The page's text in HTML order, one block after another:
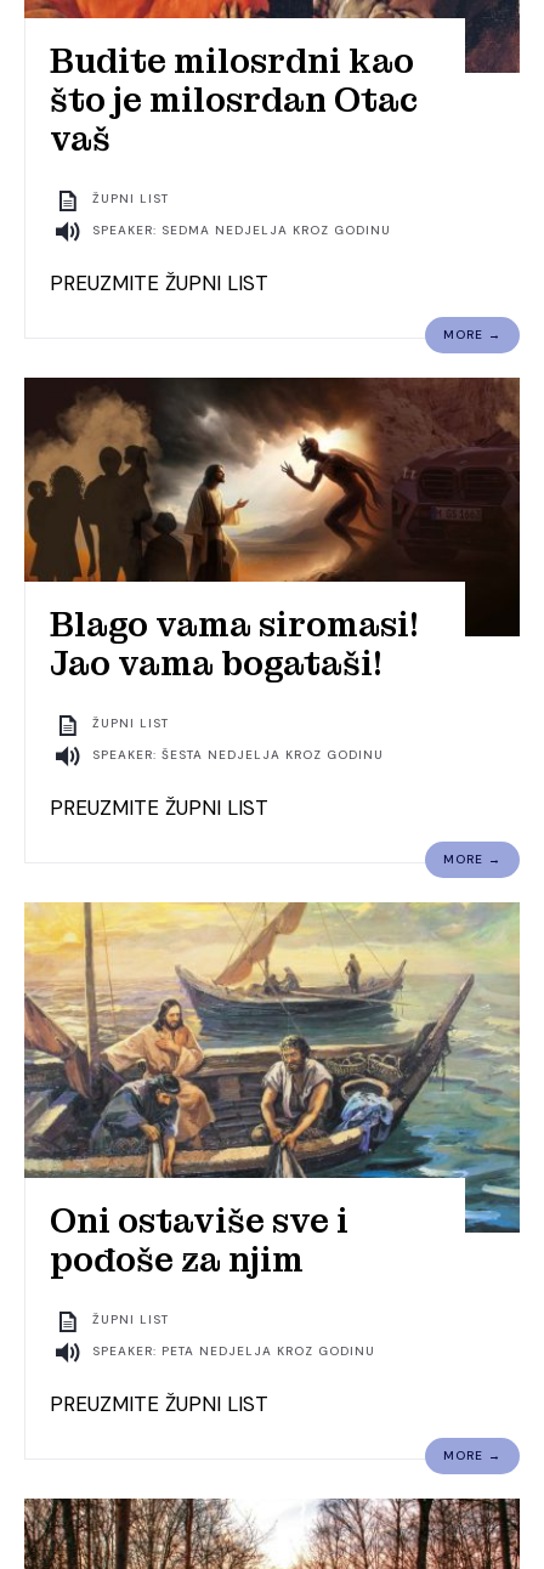
Budite milosrdni kao
što je milosrdan Otac
vaš
ŽUPNI LIST
SPEAKER: SEDMA NEDJELJA KROZ GODINU
PREUZMITE ŽUPNI LIST
MORE →
Blago vama siromasi!
Jao vama bogataši!
ŽUPNI LIST
SPEAKER: ŠESTA NEDJELJA KROZ GODINU
PREUZMITE ŽUPNI LIST
MORE →
Oni ostaviše sve i
pođoše za njim
ŽUPNI LIST
SPEAKER: PETA NEDJELJA KROZ GODINU
PREUZMITE ŽUPNI LIST
MORE →